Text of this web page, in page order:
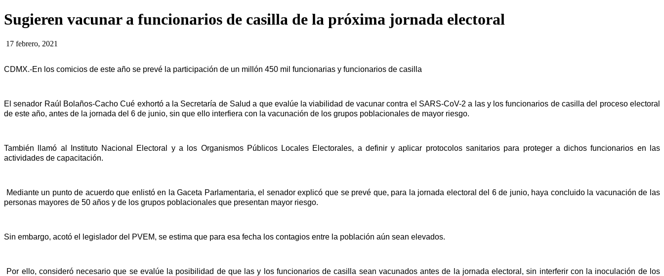
Sugieren vacunar a funcionarios de casilla de la próxima jornada electoral
17 febrero, 2021
CDMX.-En los comicios de este año se prevé la participación de un millón 450 mil funcionarias y funcionarios de casilla
El senador Raúl Bolaños-Cacho Cué exhortó a la Secretaría de Salud a que evalúe la viabilidad de vacunar contra el SARS-CoV-2 a las y los funcionarios de casilla del proceso electoral
de este año, antes de la jornada del 6 de junio, sin que ello interfiera con la vacunación de los grupos poblacionales de mayor riesgo.
También llamó al Instituto Nacional Electoral y a los Organismos Públicos Locales Electorales, a definir y aplicar protocolos sanitarios para proteger a dichos funcionarios en las
actividades de capacitación.
Mediante un punto de acuerdo que enlistó en la Gaceta Parlamentaria, el senador explicó que se prevé que, para la jornada electoral del 6 de junio, haya concluido la vacunación de las
personas mayores de 50 años y de los grupos poblacionales que presentan mayor riesgo.
Sin embargo, acotó el legislador del PVEM, se estima que para esa fecha los contagios entre la población aún sean elevados.
Por ello, consideró necesario que se evalúe la posibilidad de que las y los funcionarios de casilla sean vacunados antes de la jornada electoral, sin interferir con la inoculación de los